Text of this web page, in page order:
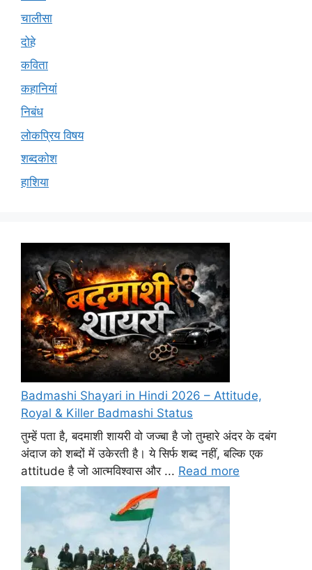
चालीसा
दोहे
कविता
कहानियां
निबंध
लोकप्रिय विषय
शब्दकोश
हाशिया
Badmashi Shayari in Hindi 2026 – Attitude,
Royal & Killer Badmashi Status
तुम्हें पता है, बदमाशी शायरी वो जज्बा है जो तुम्हारे अंदर के दबंग
अंदाज को शब्दों में उकेरती है। ये सिर्फ शब्द नहीं, बल्कि एक
attitude है जो आत्मविश्वास और ... Read more